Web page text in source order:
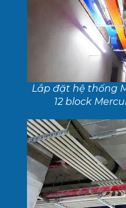
Lắp đặt hệ thống
12 block